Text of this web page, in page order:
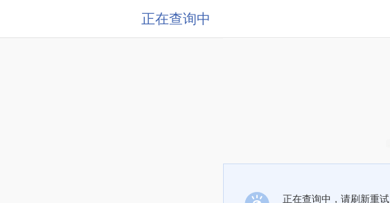
正在查询中
正在查询中，请刷新重试